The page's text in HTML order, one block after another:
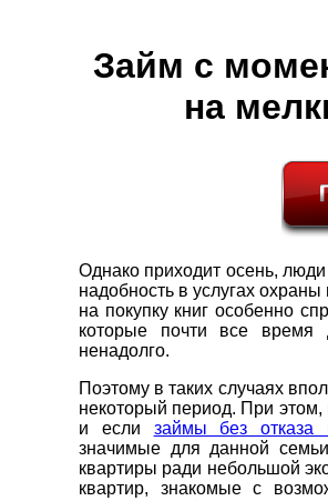
Займ с
на
Однако приходит осень,
надобность в услугах
на покупку книг особенно
которые почти все время
ненадолго.
Поэтому в таких случаях
некоторый период. При этом,
и если займы без отказа
значимые для данной
квартиры ради небольшой
квартир, знакомые с